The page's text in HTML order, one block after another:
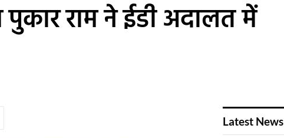
पुकार राम ने ईडी अदालत में
Latest News